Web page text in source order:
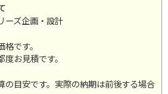
ーズ企画・設計
です。
お見積です。
の目安です。実際の納期は前後する場合